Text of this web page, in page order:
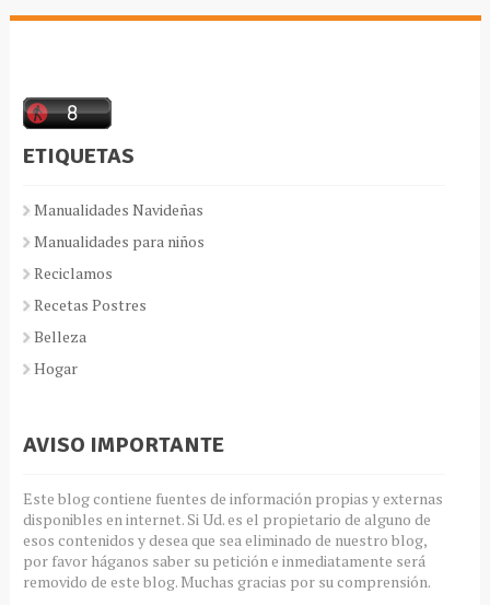
ETIQUETAS
Manualidades Navideñas
Manualidades para niños
Reciclamos
Recetas Postres
Belleza
Hogar
AVISO IMPORTANTE
Este blog contiene fuentes de información propias y externas
disponibles en internet. Si Ud. es el propietario de alguno de
esos contenidos y desea que sea eliminado de nuestro blog,
por favor háganos saber su petición e inmediatamente será
removido de este blog. Muchas gracias por su comprensión.